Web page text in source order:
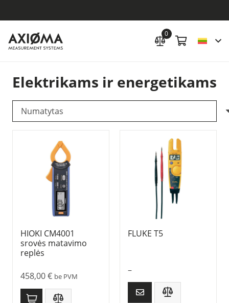
0
Elektrikams ir energetikams
HIOKI CM4001
srovės matavimo
replės
458,00€ be PVM
FLUKE T5
–